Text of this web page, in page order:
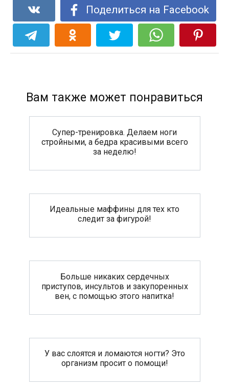
Поделиться на Facebook
Вам также может понравиться
Супер-тренировка. Делаем ноги
стройными, а бедра красивыми всего
за неделю!
Идеальные маффины для тех кто
следит за фигурой!
Больше никаких сердечных
приступов, инсультов и закупоренных
вен, с помощью этого напитка!
У вас слоятся и ломаются ногти? Это
организм просит о помощи!